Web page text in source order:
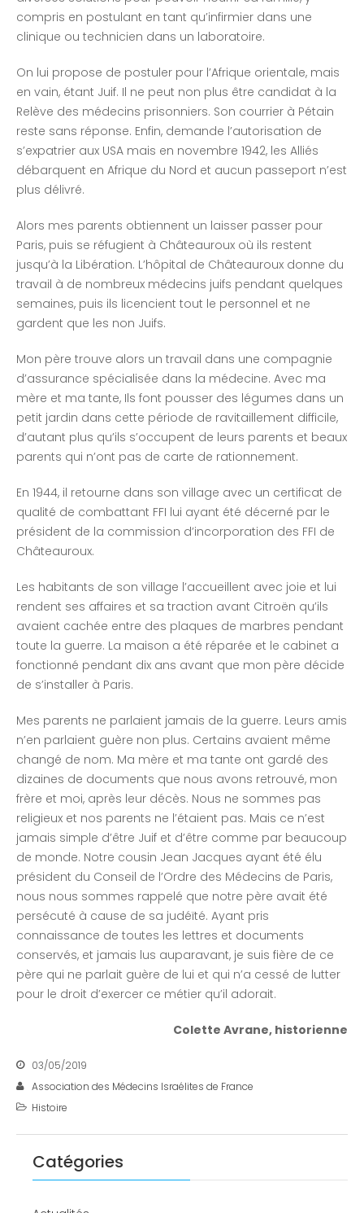
compris en postulant en tant qu’infirmier dans une
clinique ou technicien dans un laboratoire.
On lui propose de postuler pour l’Afrique orientale, mais
en vain, étant Juif. Il ne peut non plus être candidat à la
Relève des médecins prisonniers. Son courrier à Pétain
reste sans réponse. Enfin, demande l’autorisation de
s’expatrier aux USA mais en novembre 1942, les Alliés
débarquent en Afrique du Nord et aucun passeport n’est
plus délivré.
Alors mes parents obtiennent un laisser passer pour
Paris, puis se réfugient à Châteauroux où ils restent
jusqu’à la Libération. L’hôpital de Châteauroux donne du
travail à de nombreux médecins juifs pendant quelques
semaines, puis ils licencient tout le personnel et ne
gardent que les non Juifs.
Mon père trouve alors un travail dans une compagnie
d’assurance spécialisée dans la médecine. Avec ma
mère et ma tante, Ils font pousser des légumes dans un
petit jardin dans cette période de ravitaillement difficile,
d’autant plus qu’ils s’occupent de leurs parents et beaux
parents qui n’ont pas de carte de rationnement.
En 1944, il retourne dans son village avec un certificat de
qualité de combattant FFI lui ayant été décerné par le
président de la commission d’incorporation des FFI de
Châteauroux.
Les habitants de son village l’accueillent avec joie et lui
rendent ses affaires et sa traction avant Citroën qu’ils
avaient cachée entre des plaques de marbres pendant
toute la guerre. La maison a été réparée et le cabinet a
fonctionné pendant dix ans avant que mon père décide
de s’installer à Paris.
Mes parents ne parlaient jamais de la guerre. Leurs amis
n’en parlaient guère non plus. Certains avaient même
changé de nom. Ma mère et ma tante ont gardé des
dizaines de documents que nous avons retrouvé, mon
frère et moi, après leur décès. Nous ne sommes pas
religieux et nos parents ne l’étaient pas. Mais ce n’est
jamais simple d’être Juif et d’être comme par beaucoup
de monde. Notre cousin Jean Jacques ayant été élu
président du Conseil de l’Ordre des Médecins de Paris,
nous nous sommes rappelé que notre père avait été
persécuté à cause de sa judéïté. Ayant pris
connaissance de toutes les lettres et documents
conservés, et jamais lus auparavant, je suis fière de ce
père qui ne parlait guère de lui et qui n’a cessé de lutter
pour le droit d’exercer ce métier qu’il adorait.
Colette Avrane, historienne
03/05/2019
Association des Médecins Israélites de France
Histoire
Catégories